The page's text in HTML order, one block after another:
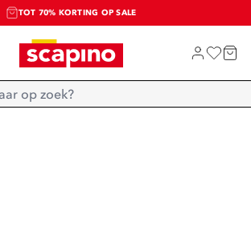
TOT 70% KORTING OP SALE
SALE: LAATSTE KANS!
SHOP NIEUW
Home